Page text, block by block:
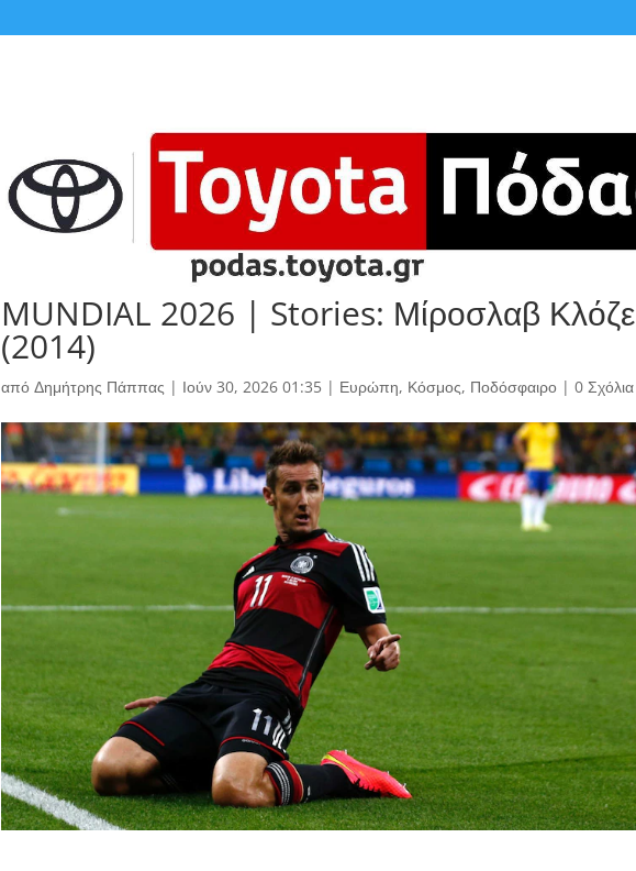
MUNDIAL 2026 | Stories: Μίροσλαβ Κλόζε
(2014)
από Δημήτρης Πάππας | Ιούν 30, 2026 01:35| Ευρώπη, Κόσμος, Ποδόσφαιρο| 0 Σχόλια